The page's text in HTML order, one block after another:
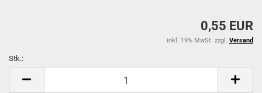
0,55 EUR
inkl. 19% MwSt. zzgl. Versand
Stk.: